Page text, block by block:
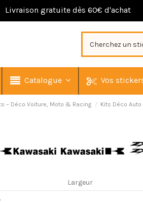
Livraison gratuite dès 60€ d'achat
Catalogue Vos
– Déco Voiture, Moto & Racing Kits Déco
Largeur